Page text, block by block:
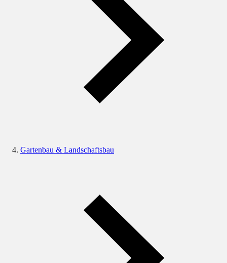
Gartenbau & Landschaftsbau